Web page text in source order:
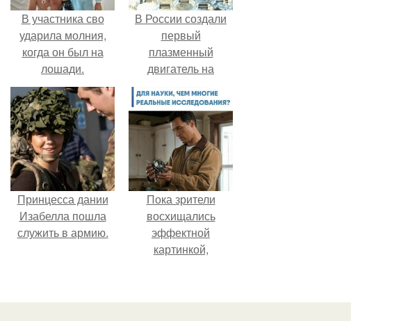
В участника сво
ударила молния,
когда он был на
лошади.
В России создали
первый
плазменный
двигатель на
Принцесса дании
Изабелла пошла
служить в армию.
Пока зрители
восхищались
эффектной
картинкой,
построили одну из